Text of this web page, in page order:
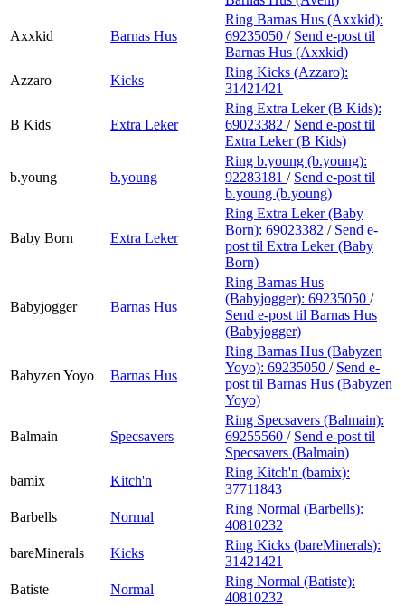
Axxkid Barnas Hus
Ring Barnas Hus (Axxkid):
69235050 / Send e-post til
Barnas Hus (Axxkid)
Azzaro
Kicks
Ring Kicks (Azzaro):
31421421
B Kids Extra Leker
Ring Extra Leker (B Kids):
69023382 / Send e-post til
Extra Leker (B Kids)
b.young b.young
Ring b.young (b.young):
92283181 / Send e-post til
b.young (b.young)
Baby Born Extra Leker
Ring Extra Leker (Baby
Born): 69023382 / Send e-
post til Extra Leker (Baby
Born)
Babyjogger Barnas Hus
Ring Barnas Hus
(Babyjogger): 69235050 /
Send e-post til Barnas Hus
(Babyjogger)
Babyzen Yoyo Barnas Hus
Ring Barnas Hus (Babyzen
Yoyo): 69235050 / Send e-
post til Barnas Hus (Babyzen
Yoyo)
Balmain Specsavers
Ring Specsavers (Balmain):
69255560 / Send e-post til
Specsavers (Balmain)
bamix
Kitch'n
Ring Kitch'n (bamix):
37711843
Barbells
Normal
Ring Normal (Barbells):
40810232
bareMinerals
Kicks
Ring Kicks (bareMinerals):
31421421
Batiste
Normal
Ring Normal (Batiste):
40810232